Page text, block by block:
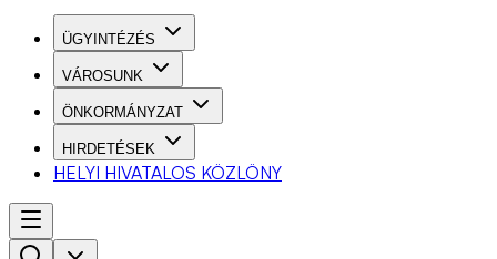
ÜGYINTÉZÉS
VÁROSUNK
ÖNKORMÁNYZAT
HIRDETÉSEK
HELYI HIVATALOS KÖZLÖNY